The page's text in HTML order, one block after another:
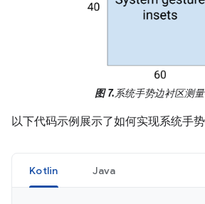
图 7.系统手势边衬区测量
以下代码示例展示了如何实现系统手势
Kotlin Java